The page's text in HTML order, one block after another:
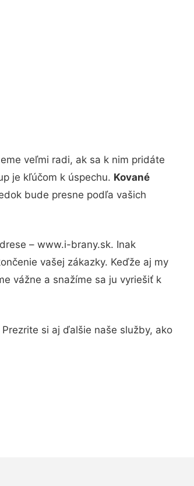
veľmi radi, ak sa k nim pridáte
je kľúčom k úspechu. Kované
bude presne podľa vašich
– www.i-brany.sk. Inak
vašej zákazky. Keďže aj my
vážne a snažíme sa ju vyriešiť k
si aj ďalšie naše služby, ako